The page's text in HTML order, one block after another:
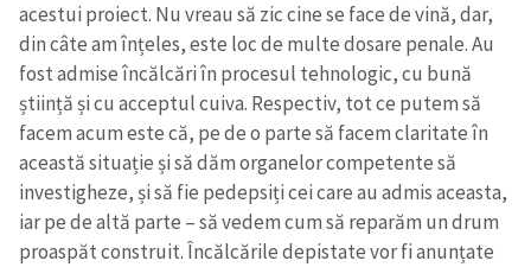
acestui proiect. Nu vreau să zic cine se face de vină, dar,
din câte am înțeles, este loc de multe dosare penale. Au
fost admise încălcări în procesul tehnologic, cu bună
știință și cu acceptul cuiva. Respectiv, tot ce putem să
facem acum este că, pe de o parte să facem claritate în
această situație și să dăm organelor competente să
investigheze, și să fie pedepsiți cei care au admis aceasta,
iar pe de altă parte – să vedem cum să reparăm un drum
proaspăt construit. Încălcările depistate vor fi anunțate